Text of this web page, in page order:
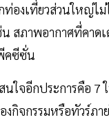
ท่องเที่ยวส่วนใหญ่ไม่
สภาพอากาศที่คาดเ
คซีซั่น
ใจอีกประการคือ 7
งกิจกรรมหรือทัวร์ภา